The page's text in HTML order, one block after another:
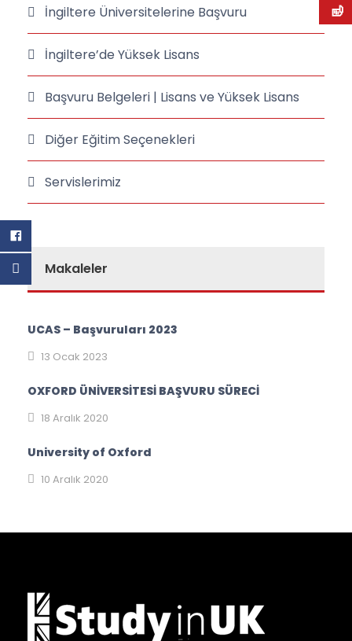
İngiltere Üniversitelerine Başvuru
İngiltere’de Yüksek Lisans
Başvuru Belgeleri | Lisans ve Yüksek Lisans
Diğer Eğitim Seçenekleri
Servislerimiz
Makaleler
UCAS – Başvuruları 2023
13 Ocak 2023
OXFORD ÜNİVERSİTESİ BAŞVURU SÜRECİ
18 Aralık 2020
University of Oxford
10 Aralık 2020